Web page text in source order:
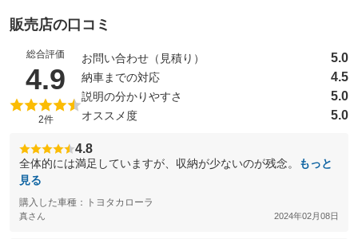
販売店の口コミ
総合評価
4.9 （5点満点中）
2件
お問い合わせ（見積り） 5.0
納車までの対応 4.5
説明の分かりやすさ 5.0
オススメ度 5.0
4.8
全体的には満足していますが、収納が少ないのが残念。
もっと
見る
購入した車種：トヨタカローラ
真さん 2024年02月08日